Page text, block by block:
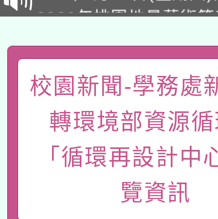
用水績優單位及節水達
動」
桃園市孔廟祈福系列
2026年桃園地景藝術
關事宜
轉知教育部國民及學前
國立臺灣師範大學辦理
年度健康促進學校輔導
函轉國家教育研究院中
原住民族教育政策研討
族教育國際趨勢與發展
轉知教育部國民及學前
新北市政府教育局辦
師專業成長研習實施
方素養工作坊新北場」
函轉國立臺灣師範大學
族語言臺北學習中心
「族語學習班」招生簡
轉知有關國立成功大學
文教學共融平台-教案
教育部國民及學前教
年度COVID-19疫苗接
轉知經濟部水利署委託
校園新聞-學務處
轉環境部資源
「循環再設計中
覽資訊